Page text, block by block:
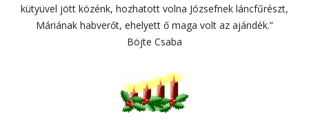
kütyüvel jött közénk, hozhatott volna Józsefnek láncfűrészt,
Máriának habverőt, ehelyett ő maga volt az ajándék.”
Böjte Csaba